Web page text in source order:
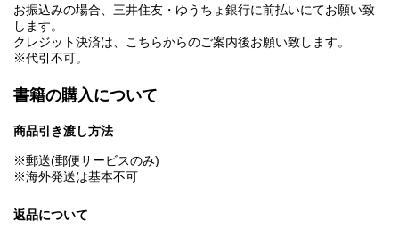
お振込みの場合、三井住友・ゆうちょ銀行に前払いにてお願い致
します。
クレジット決済は、こちらからのご案内後お願い致します。
※代引不可。
書籍の購入について
商品引き渡し方法
※郵送(郵便サービスのみ)
※海外発送は基本不可
返品について